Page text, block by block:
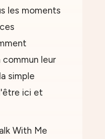
les moments
leur
simple
ici et
With Me